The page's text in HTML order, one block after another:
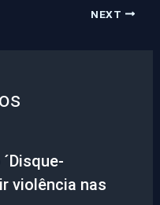
NEXT
violência nas